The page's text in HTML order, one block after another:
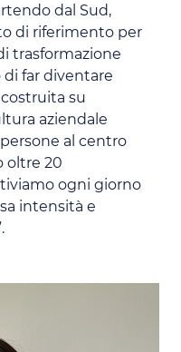
dal Sud,
di riferimento per
trasformazione
far diventare
su
aziendale
al centro
oltre 20
ogni giorno
intensità e